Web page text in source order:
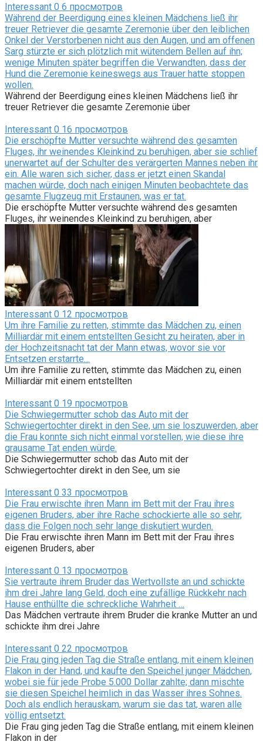
Interessant 0 6 просмотров
Während der Beerdigung eines kleinen Mädchens ließ ihr
treuer Retriever die gesamte Zeremonie über den leiblichen
Onkel der Verstorbenen nicht aus den Augen, und am offenen
Sarg stürzte er sich plötzlich mit wütendem Bellen auf ihn;
wenige Minuten später begriffen die Verwandten, dass der
Hund die Zeremonie keineswegs aus Trauer hatte stoppen
wollen.
Während der Beerdigung eines kleinen Mädchens ließ ihr
treuer Retriever die gesamte Zeremonie über
Interessant 0 16 просмотров
Die erschöpfte Mutter versuchte während des gesamten
Fluges, ihr weinendes Kleinkind zu beruhigen, aber sie schlief
unerwartet auf der Schulter des verärgerten Mannes neben ihr
ein. Alle waren sich sicher, dass er jetzt einen Skandal
machen würde, doch nach einigen Minuten beobachtete das
gesamte Flugzeug mit Erstaunen, was er tat.
Die erschöpfte Mutter versuchte während des gesamten
Fluges, ihr weinendes Kleinkind zu beruhigen, aber
Interessant 0 12 просмотров
Um ihre Familie zu retten, stimmte das Mädchen zu, einen
Milliardär mit einem entstellten Gesicht zu heiraten, aber in
der Hochzeitsnacht tat der Mann etwas, wovor sie vor
Entsetzen erstarrte…
Um ihre Familie zu retten, stimmte das Mädchen zu, einen
Milliardär mit einem entstellten
Interessant 0 19 просмотров
Die Schwiegermutter schob das Auto mit der
Schwiegertochter direkt in den See, um sie loszuwerden, aber
die Frau konnte sich nicht einmal vorstellen, wie diese ihre
grausame Tat enden würde.
Die Schwiegermutter schob das Auto mit der
Schwiegertochter direkt in den See, um sie
Interessant 0 33 просмотров
Die Frau erwischte ihren Mann im Bett mit der Frau ihres
eigenen Bruders, aber ihre Rache schockierte alle so sehr,
dass die Folgen noch sehr lange diskutiert wurden.
Die Frau erwischte ihren Mann im Bett mit der Frau ihres
eigenen Bruders, aber
Interessant 0 13 просмотров
Sie vertraute ihrem Bruder das Wertvollste an und schickte
ihm drei Jahre lang Geld, doch eine zufällige Rückkehr nach
Hause enthüllte die schreckliche Wahrheit …
Das Mädchen vertraute ihrem Bruder die kranke Mutter an und
schickte ihm drei Jahre
Interessant 0 22 просмотров
Die Frau ging jeden Tag die Straße entlang, mit einem kleinen
Flakon in der Hand, und kaufte den Speichel junger Mädchen,
wobei sie für jede Probe 5.000 Dollar zahlte; dann mischte
sie diesen Speichel heimlich in das Wasser ihres Sohnes.
Doch als endlich herauskam, warum sie das tat, waren alle
völlig entsetzt.
Die Frau ging jeden Tag die Straße entlang, mit einem kleinen
Flakon in der